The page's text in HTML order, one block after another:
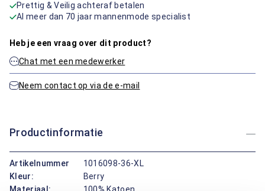
Prettig & Veilig achteraf betalen
Al meer dan 70 jaar mannenmode specialist
Heb je een vraag over dit product?
Chat met een medewerker
Neem contact op via de e-mail
Productinformatie
Artikelnummer
1016098-36-XL
Kleur:
Berry